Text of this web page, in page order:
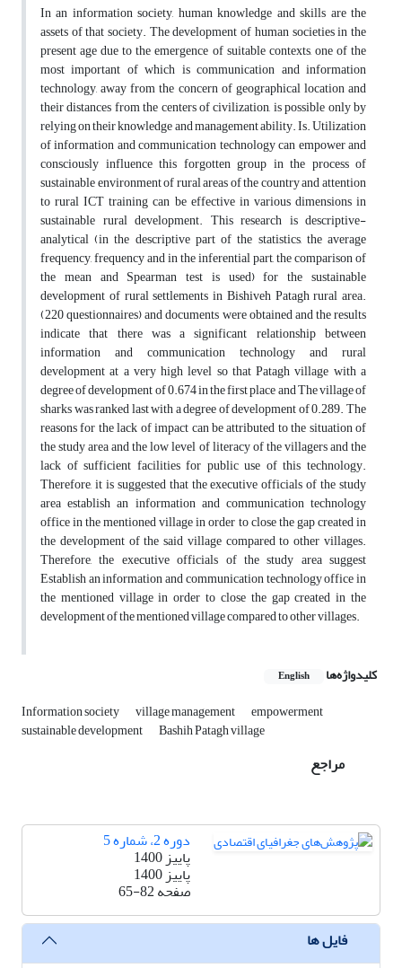
In an information society, human knowledge and skills are the
assets of that society. The development of human societies in the
present age due to the emergence of suitable contexts, one of the
most important of which is communication and information
technology, away from the concern of geographical location and
their distances from the centers of civilization, is possible only by
relying on their knowledge and management ability. Is. Utilization
of information and communication technology can empower and
consciously influence this forgotten group in the process of
sustainable environment of rural areas of the country and attention
to rural ICT training can be effective in various dimensions in
sustainable rural development. This research is descriptive-
analytical (in the descriptive part of the statistics, the average
frequency, frequency and in the inferential part, the comparison of
the mean and Spearman test is used) for the sustainable
development of rural settlements in Bishiveh Patagh rural area.
(220 questionnaires) and documents were obtained and the results
indicate that there was a significant relationship between
information and communication technology and rural
development at a very high level so that Patagh village with a
degree of development of 0.674 in the first place and The village of
sharks was ranked last with a degree of development of 0.289. The
reasons for the lack of impact can be attributed to the situation of
the study area and the low level of literacy of the villagers and the
lack of sufficient facilities for public use of this technology.
Therefore, it is suggested that the executive officials of the study
area establish an information and communication technology
office in the mentioned village in order to close the gap created in
the development of the said village compared to other villages.
Therefore, the executive officials of the study area suggest
Establish an information and communication technology office in
the mentioned village in order to close the gap created in the
development of the mentioned village compared to other villages.
کلیدواژه‌ها English
Information society village management empowerment
sustainable development Bashih Patagh village
مراجع
دوره 2، شماره 5
پاییز 1400
پاییز 1400
صفحه65-82
فایل ها